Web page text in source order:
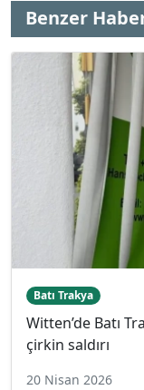
Benzer
Batı Trakya
Witten’de Batı
çirkin saldırı
20 Nisan 2026